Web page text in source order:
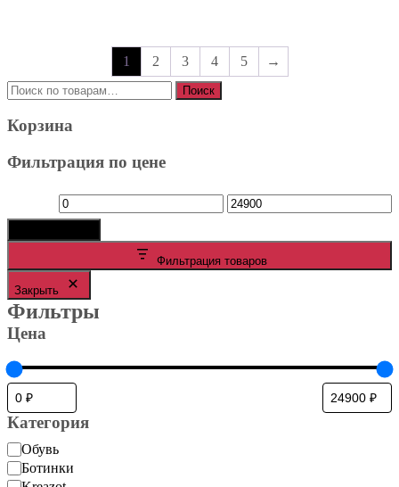
1 2 3 4 5
→
Искать:
Поиск
Корзина
Фильтрация по цене
Минимальная Максимальная
Фильтрация товаров
Закрыть
Фильтры
Цена
Категория
Категория
Обувь
Ботинки